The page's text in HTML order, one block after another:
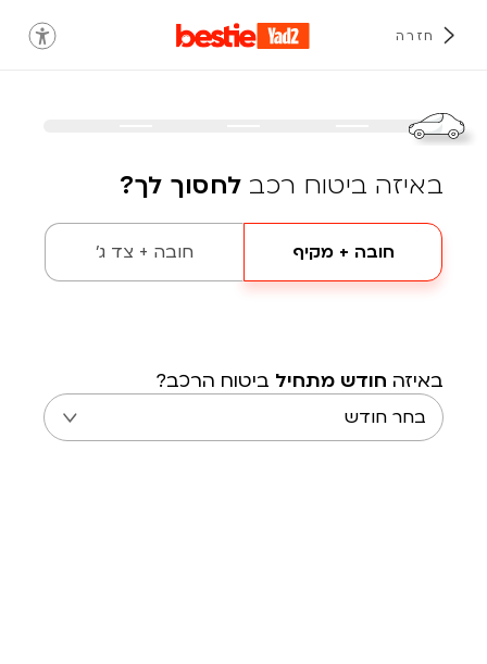
חזרה
באיזה ביטוח רכב לחסוך לך?
חובה + מקיף חובה + צד ג'
באיזה חודש מתחיל ביטוח הרכב?